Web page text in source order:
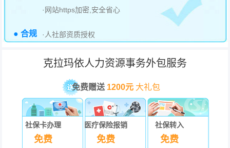
·网站https加密,安全省心
● 合规 ·人社部资质授权
克拉玛依人力资源事务外包服务
免费赠送 1200元 大礼包
社保卡办理
免费
医疗保险报销
免费
社保转入
免费